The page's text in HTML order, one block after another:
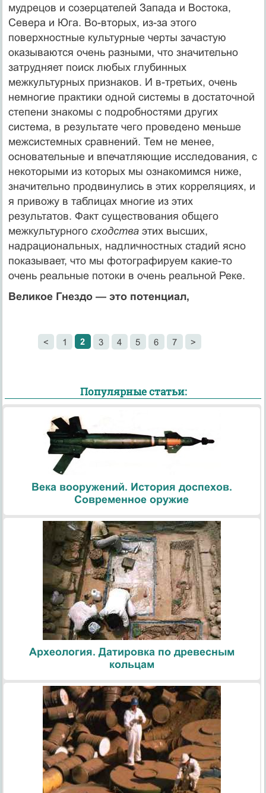
мудрецов и созерцателей Запада и Востока,
Севера и Юга. Во-вторых, из-за этого
поверхностные культурные черты зачастую
оказываются очень разными, что значительно
затрудняет поиск любых глубинных
межкультурных признаков. И в-третьих, очень
немногие практики одной системы в достаточной
степени знакомы с подробностями других
система, в результате чего проведено меньше
межсистемных сравнений. Тем не менее,
основательные и впечатляющие исследования, с
некоторыми из которых мы ознакомимся ниже,
значительно продвинулись в этих корреляциях, и
я привожу в таблицах многие из этих
результатов. Факт существования общего
межкультурного сходстваэтих высших,
надрациональных, надличностных стадий ясно
показывает, что мы фотографируем какие-то
очень реальные потоки в очень реальной Реке.
Великое Гнездо — это потенциал,
< 1 2 3 4 5 6 7 >
Популярные статьи:
Века вооружений. История доспехов.
Современное оружие
Археология. Датировка по древесным
кольцам